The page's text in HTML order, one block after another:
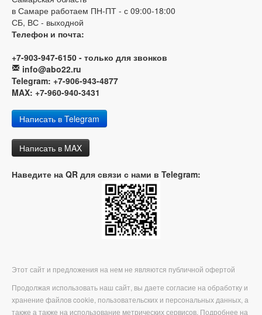
в Самаре работаем ПН-ПТ - с 09:00-18:00
СБ, ВС - выходной
Телефон и почта:
+7-903-947-6150 - только для звонков
info@abo22.ru
Telegram: +7-906-943-4877
MAX: +7-960-940-3431
Написать в Telegram
Написать в MAX
Наведите на QR для связи с нами в Telegram:
Этот сайт и предложения на нем не являются публичной офертой
Продолжая использовать наш сайт, вы даете согласие на обработку и
хранение файлов cookie, пользовательских и персональных данных, а
также а также на использование метрических сервисов. Подробнее на